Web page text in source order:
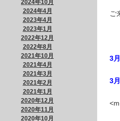
ご
3
3
2024年10月
2024年4月
2023年4月
2023年1月
2022年12月
2022年8月
2021年10月
2021年4月
2021年3月
2021年2月
2021年1月
2020年12月
2020年11月
2020年10月